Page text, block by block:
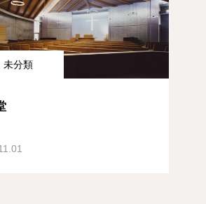
未分類